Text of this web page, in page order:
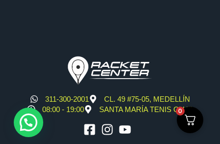
311-300-2001
CL. 49 #75-05, MEDELLÍN
08:00 - 19:00
SANTA MARÍA TENIS CLUB
0